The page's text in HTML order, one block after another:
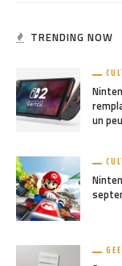
TRENDING NOW
un